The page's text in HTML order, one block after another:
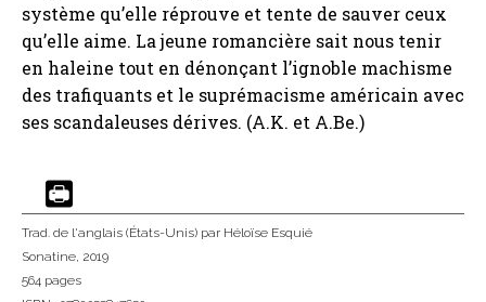
système qu’elle réprouve et tente de sauver ceux
qu’elle aime. La jeune romancière sait nous tenir
en haleine tout en dénonçant l’ignoble machisme
des trafiquants et le suprémacisme américain avec
ses scandaleuses dérives. (A.K. et A.Be.)
Trad. de l'anglais (États-Unis) par Héloïse Esquié
Sonatine, 2019
564 pages